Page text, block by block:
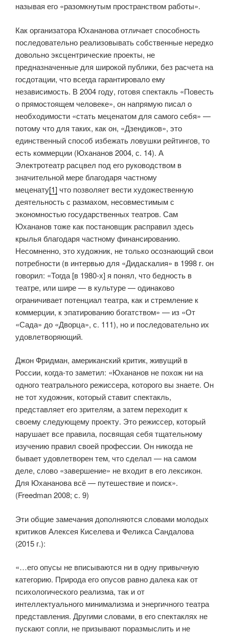
называя его «разомкнутым пространством работы».
Как организатора Юхананова отличает способность
последовательно реализовывать собственные нередко
довольно эксцентрические проекты, не
предназначенные для широкой публики, без расчета на
госдотации, что всегда гарантировало ему
независимость. В 2004 году, готовя спектакль «Повесть
о прямостоящем человеке», он напрямую писал о
необходимости «стать меценатом для самого себя» —
потому что для таких, как он, «Дзендиков», это
единственный способ избежать ловушки рейтингов, то
есть коммерции (Юхананов 2004, с. 14). А
Электротеатр расцвел под его руководством в
значительной мере благодаря частному
меценату[1] что позволяет вести художественную
деятельность с размахом, несовместимым с
экономностью государственных театров. Сам
Юхананов тоже как постановщик расправил здесь
крылья благодаря частному финансированию.
Несомненно, это художник, не только осознающий свои
потребности (в интервью для «Дидаскалия» в 1998 г. он
говорил: «Тогда [в 1980-х] я понял, что бедность в
театре, или шире — в культуре — одинаково
ограничивает потенциал театра, как и стремление к
коммерции, к эпатированию богатством» — из «От
«Сада» до «Дворца», с. 111), но и последовательно их
удовлетворяющий.
Джон Фридман, американский критик, живущий в
России, когда-то заметил: «Юхананов не похож ни на
одного театрального режиссера, которого вы знаете. Он
не тот художник, который ставит спектакль,
представляет его зрителям, а затем переходит к
своему следующему проекту. Это режиссер, который
нарушает все правила, посвящая себя тщательному
изучению правил своей профессии. Он никогда не
бывает удовлетворен тем, что сделал — на самом
деле, слово «завершение» не входит в его лексикон.
Для Юхананова всё — путешествие и поиск».
(Freedman 2008; с. 9)
Эти общие замечания дополняются словами молодых
критиков Алексея Киселева и Феликса Сандалова
(2015 г.):
«…его опусы не вписываются ни в одну привычную
категорию. Природа его опусов равно далека как от
психологического реализма, так и от
интеллектуального минимализма и энергичного театра
представления. Другими словами, в его спектаклях не
пускают сопли, не призывают поразмыслить и не